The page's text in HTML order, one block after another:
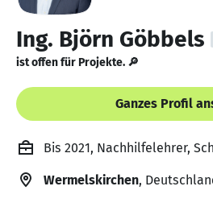
Ing. Björn Göbbels
ist offen für Projekte. 🔎
Ganzes Profil
Bis 2021, Nachhilfelehrer,
Wermelskirchen,